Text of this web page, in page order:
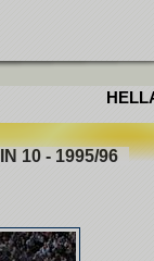
10 - 1995/96